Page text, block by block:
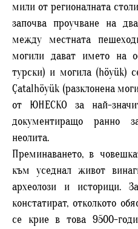
мили от регионалната
започва проучване на
между местната
могили дават името на
турски) и могила (höyük)
Çatalhöyük (разклонена
от ЮНЕСКО за най-
документиращо ранно
неолита.
Преминаването, в
към уседнал живот
археолози и историци.
констатират, отколкото
се крие в това 9500-